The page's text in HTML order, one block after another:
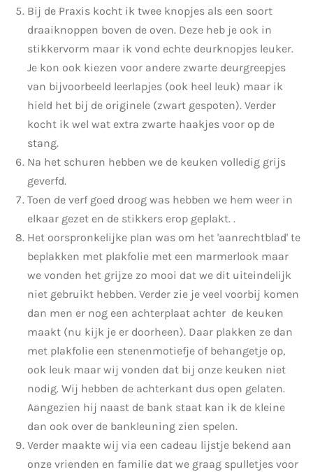
Bij de Praxis kocht ik twee knopjes als een soort
draaiknoppen boven de oven. Deze heb je ook in
stikkervorm maar ik vond echte deurknopjes leuker.
Je kon ook kiezen voor andere zwarte deurgreepjes
van bijvoorbeeld leerlapjes (ook heel leuk) maar ik
hield het bij de originele (zwart gespoten). Verder
kocht ik wel wat extra zwarte haakjes voor op de
stang.
Na het schuren hebben we de keuken volledig grijs
geverfd.
Toen de verf goed droog was hebben we hem weer in
elkaar gezet en de stikkers erop geplakt. .
Het oorspronkelijke plan was om het 'aanrechtblad' te
beplakken met plakfolie met een marmerlook maar
we vonden het grijze zo mooi dat we dit uiteindelijk
niet gebruikt hebben. Verder zie je veel voorbij komen
dan men er nog een achterplaat achter de keuken
maakt (nu kijk je er doorheen). Daar plakken ze dan
met plakfolie een stenenmotiefje of behangetje op,
ook leuk maar wij vonden dat bij onze keuken niet
nodig. Wij hebben de achterkant dus open gelaten.
Aangezien hij naast de bank staat kan ik de kleine
dan ook over de bankleuning zien spelen.
Verder maakte wij via een cadeau lijstje bekend aan
onze vrienden en familie dat we graag spulletjes voor